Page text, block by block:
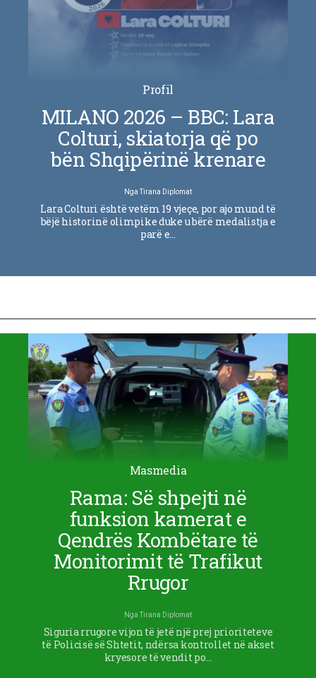
Profil
MILANO 2026 – BBC: Lara
Colturi, skiatorja që po
bën Shqipërinë krenare
Nga Tirana Diplomat
Lara Colturi është vetëm 19 vjeçe, por ajo mund të
bëjë historinë olimpike duke u bërë medalistja e
parë e…
Masmedia
Rama: Së shpejti në
funksion kamerat e
Qendrës Kombëtare të
Monitorimit të Trafikut
Rrugor
Nga Tirana Diplomat
Siguria rrugore vijon të jetë një prej prioriteteve
të Policisë së Shtetit, ndërsa kontrollet në akset
kryesore të vendit po…